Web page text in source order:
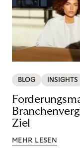
BLOG INSIGHTS
Ziel
MEHR LESEN